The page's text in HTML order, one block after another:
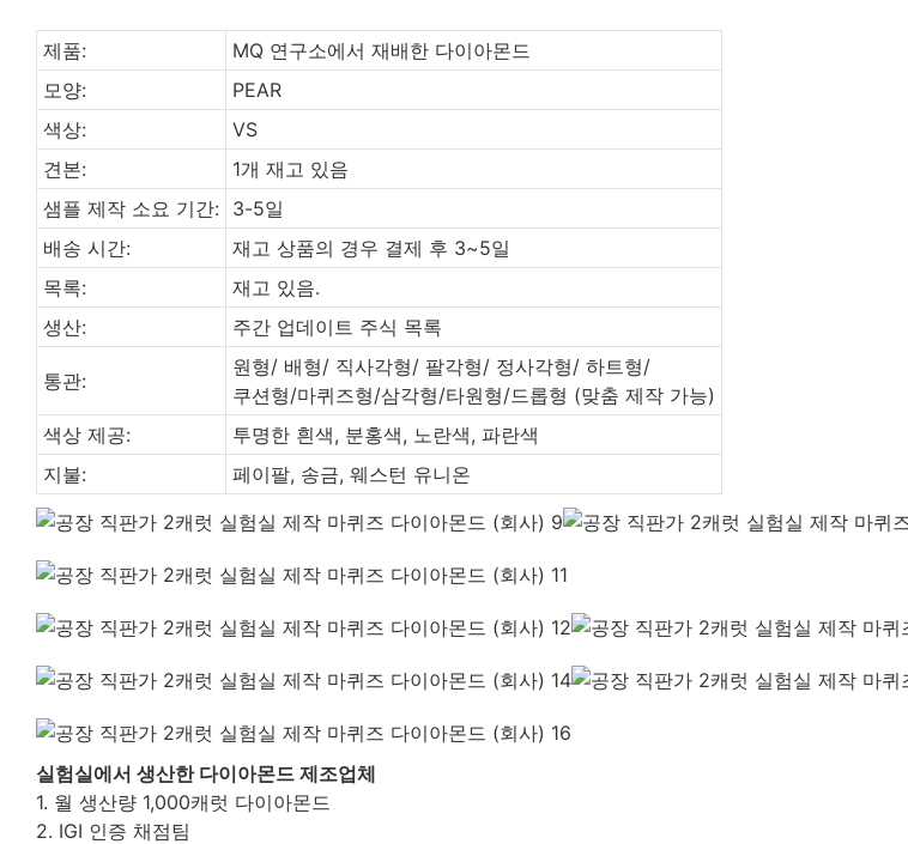
제품:
MQ 연구소에서 재배한 다이아몬드
모양:
PEAR
색상:
VS
견본:
1개 재고 있음
샘플 제작 소요 기간:
3-5일
배송 시간:
재고 상품의 경우 결제 후 3~5일
목록:
재고 있음.
생산:
주간 업데이트 주식 목록
통관:
원형/ 배형/ 직사각형/ 팔각형/ 정사각형/ 하트형/
쿠션형/마퀴즈형/삼각형/타원형/드롭형 (맞춤 제작 가능)
색상 제공:
투명한 흰색, 분홍색, 노란색, 파란색
지불:
페이팔, 송금, 웨스턴 유니온
실험실에서 생산한 다이아몬드 제조업체
1. 월 생산량 1,000캐럿 다이아몬드
2. IGI 인증 채점팀